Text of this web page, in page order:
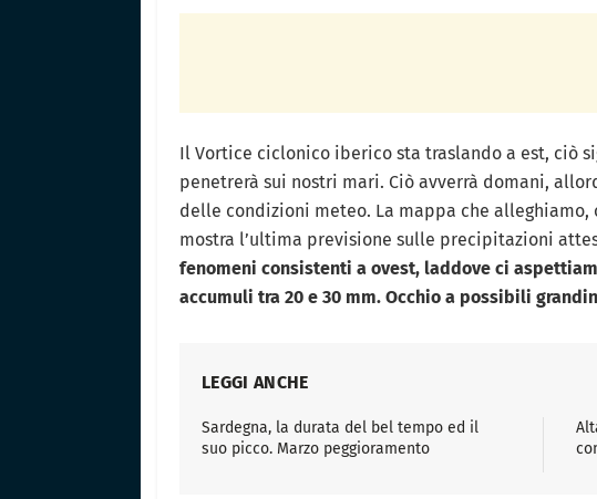
Il Vortice ciclonico iberico sta traslando a est, ciò
penetrerà sui nostri mari. Ciò avverrà domani,
delle condizioni meteo. La mappa che
mostra l’ultima previsione sulle precipitazioni
fenomeni consistenti a ovest, laddove ci
accumuli tra 20 e 30 mm. Occhio a possibili
LEGGI ANCHE
Sardegna, la durata del bel tempo ed il
suo picco. Marzo peggioramento